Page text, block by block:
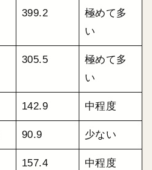
399.2
極めて多
い
305.5
極めて多
い
142.9 中程度
90.9 少ない
157.4 中程度